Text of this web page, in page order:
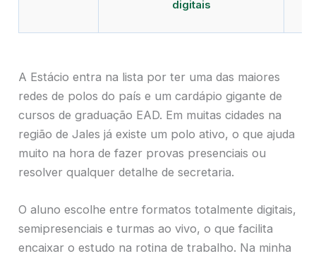
digitais
A Estácio entra na lista por ter uma das maiores
redes de polos do país e um cardápio gigante de
cursos de graduação EAD. Em muitas cidades na
região de Jales já existe um polo ativo, o que ajuda
muito na hora de fazer provas presenciais ou
resolver qualquer detalhe de secretaria.
O aluno escolhe entre formatos totalmente digitais,
semipresenciais e turmas ao vivo, o que facilita
encaixar o estudo na rotina de trabalho. Na minha